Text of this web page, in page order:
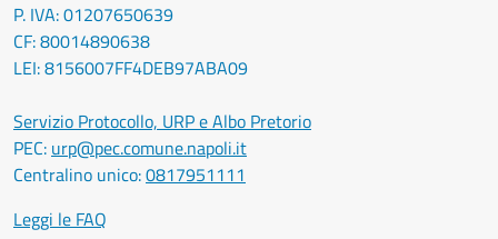
P. IVA: 01207650639
CF: 80014890638
LEI: 8156007FF4DEB97ABA09
Servizio Protocollo, URP e Albo Pretorio
PEC: urp@pec.comune.napoli.it
Centralino unico:0817951111
Leggi le FAQ